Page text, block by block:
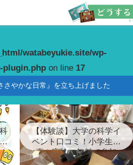
watabeyukie.site/wp-
plugin.php on line 17
さやかな日常』を立ち上げました
【体験談】大学の科学イ
ベント口コミ！小学生が
喜ぶ実験に無料で参加